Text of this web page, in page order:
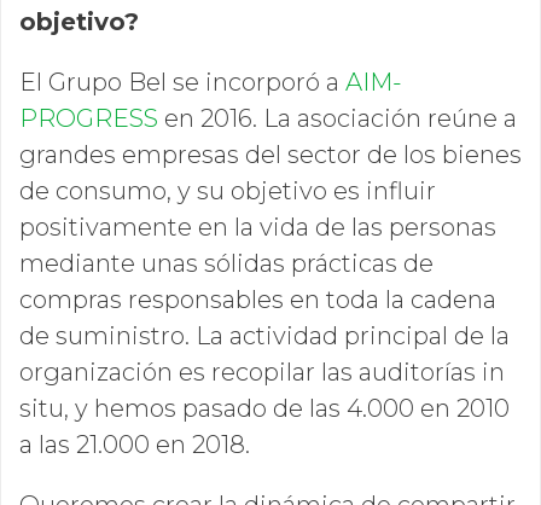
objetivo?
El Grupo Bel se incorporó a AIM-
PROGRESS en 2016. La asociación reúne a
grandes empresas del sector de los bienes
de consumo, y su objetivo es influir
positivamente en la vida de las personas
mediante unas sólidas prácticas de
compras responsables en toda la cadena
de suministro. La actividad principal de la
organización es recopilar las auditorías in
situ, y hemos pasado de las 4.000 en 2010
a las 21.000 en 2018.